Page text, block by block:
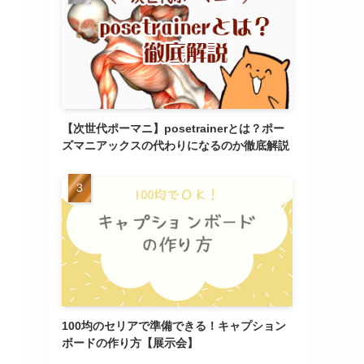
【次世代ポーマニ】posetrainerとは？ポー
ズマニアックスの代わりになるのか徹底解説
100均のセリアで準備できる！キャプション
ボードの作り方【展示会】